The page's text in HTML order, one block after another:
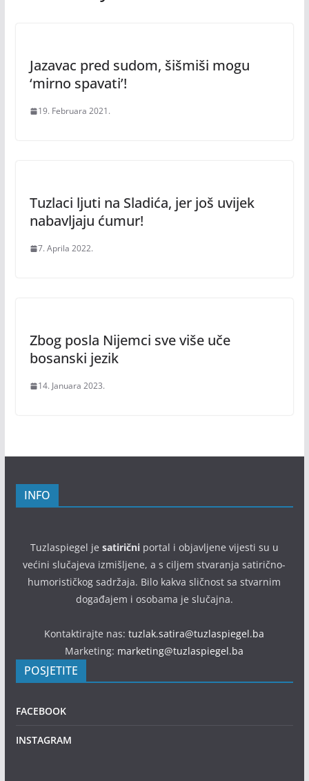
Jazavac pred sudom, šišmiši mogu
‘mirno spavati’!
19. Februara 2021.
Tuzlaci ljuti na Sladića, jer još uvijek
nabavljaju ćumur!
7. Aprila 2022.
Zbog posla Nijemci sve više uče
bosanski jezik
14. Januara 2023.
INFO
Tuzlaspiegel je satiričniportal i objavljene vijesti su u
većini slučajeva izmišljene, a s ciljem stvaranja satirično-
humorističkog sadržaja. Bilo kakva sličnost sa stvarnim
događajem i osobama je slučajna.
Kontaktirajte nas:tuzlak.satira@tuzlaspiegel.ba
Marketing: marketing@tuzlaspiegel.ba
POSJETITE
FACEBOOK
INSTAGRAM